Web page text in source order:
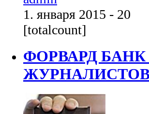
1. января 2015 - 20
[totalcount]
ФОРВАРД